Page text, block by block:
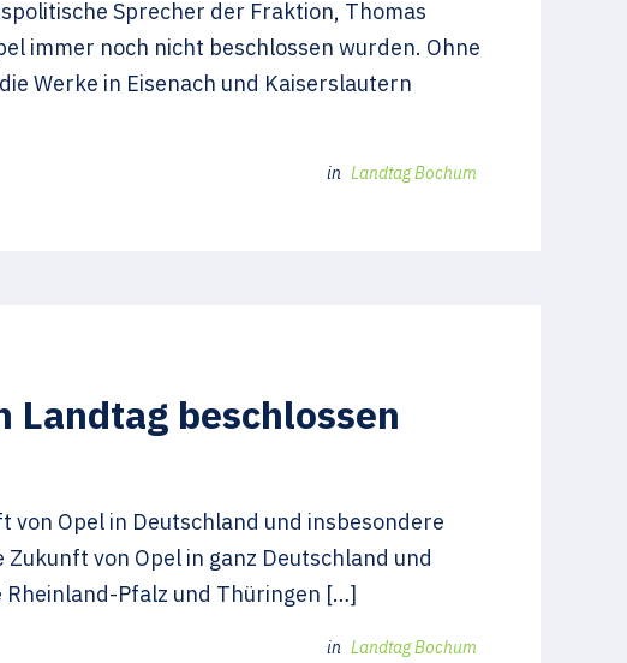
Sprecher der Fraktion, Thomas
immer noch nicht beschlossen wurden. Ohne
Werke in Eisenach und Kaiserslautern
in Landtag Bochum
beschlossen
von Opel in Deutschland und insbesondere
von Opel in ganz Deutschland und
Rheinland-Pfalz und Thüringen […]
in Landtag Bochum